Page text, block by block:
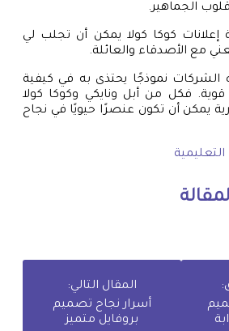
الجماهير.
كوكا كولا يمكن أن تجلب لي
مع الأصدقاء والعائلة.
الشركات نموذجًا يحتذى به في كيفية
فكل من أبل ونايكي وكوكا كولا
يمكن أن تكون عنصرًا حيويًا في نجاح
التعليمية
المقال التالي:
أسرار نجاح تصميم
بروفايل متميز